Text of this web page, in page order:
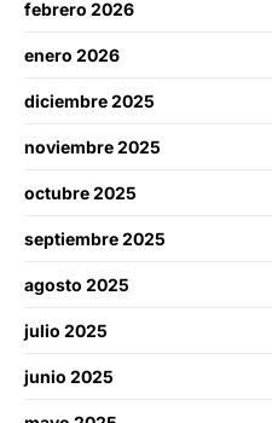
febrero 2026
enero 2026
diciembre 2025
noviembre 2025
octubre 2025
septiembre 2025
agosto 2025
julio 2025
junio 2025